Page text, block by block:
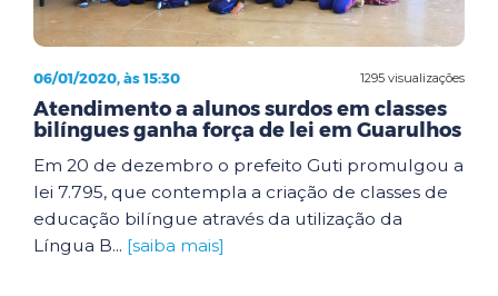
1295 visualizações
06/01/2020, às 15:30
Atendimento a alunos surdos em classes
bilíngues ganha força de lei em Guarulhos
Em 20 de dezembro o prefeito Guti promulgou a
lei 7.795, que contempla a criação de classes de
educação bilíngue através da utilização da
Língua B... [saiba mais]